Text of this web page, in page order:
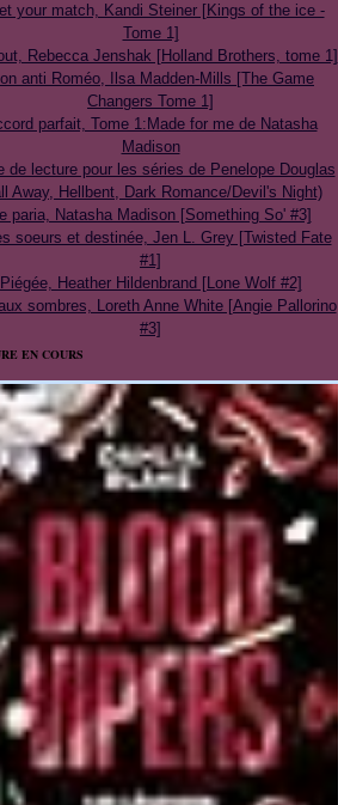
your match, Kandi Steiner [Kings of the ice -
Tome 1]
Rebecca Jenshak [Holland Brothers, tome 1]
anti Roméo, Ilsa Madden-Mills [The Game
Changers Tome 1]
parfait, Tome 1:Made for me de Natasha
Madison
de lecture pour les séries de Penelope Douglas
Away, Hellbent, Dark Romance/Devil's Night)
paria, Natasha Madison [Something So' #3]
soeurs et destinée, Jen L. Grey [Twisted Fate
#1]
Piégée, Heather Hildenbrand [Lone Wolf #2]
sombres, Loreth Anne White [Angie Pallorino
#3]
EN COURS